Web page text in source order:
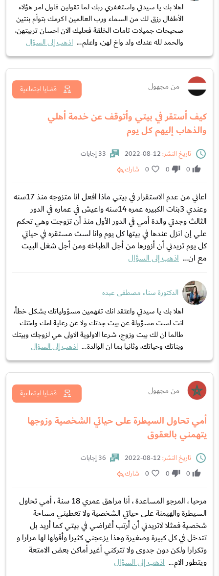
اهلا بك يا سيدتي واستغفري ربك لما تقولين فاول امر هؤلاء
الأطفال رزق لك من السماء ورب العالمين اكرمك بتوأم بنتين
صحيحات جميلات تامات الخلقة فعليك الان احسان تربيتهن،
والحمد لله عندك ولد واخ لهن، واعلم... اذهب إلى السؤال
من مجهول
كيف أستقر في بيتي وأتوقف عن خدمة أهلي
والذهاب إليهم كل يوم
قضايا اجتماعية
تاريخ النشر:
33 إجابات
0
0
0 شارك
اعاني من عدم الاستقرار في بيتي ماذا افعل انا متزوجه منذ 17سنه
وعندي 3بنات الكبيره عمره 14سنه واعيش في عماره في الدور
الثالث وجدتي والدة أمي في الدور الأول منذ أن تزوجت وهي تحكم
علي إن انزل عندها في بيتها كل يوم وانا لست مستقره في حياتي
كل يوم تريدني أن أزورها من أجل الطباخه ومن أجل شغل البيت
مع ان... اذهب إلى السؤال
الدكتورة سناء مصطفى عبده
اهلا بك يا سيدتي واعتقد انك تفهمين مسؤولياتك بشكل خطأ،
انت لست مسؤولة عن بيت جدتك ولا عن رعاية امك واختك
طالما ان لك بيت وزوج، شرعا الاولوية الاولى هي لزوجك وبيتك
وبناتك وحياتك، وثانيا بما ان الوالدة... اذهب إلى السؤال
من مجهول
أمي تحاول السيطرة على حياتي الشخصية وزوجها
يتهمني بالعقوق
قضايا اجتماعية
تاريخ النشر:
36 إجابات
0
0
0 شارك
مرحبا ، المرجو المساعدة ، أنا مراهق عمري 18 سنة ، أمي تحاول
السيطرة والهيمنة على حياتي الشخصية ولا تعطيني مساحة
شخصية فمثلا لاتريدني أن أرتب أغراضي في بيتي كما أريد بل
تتدخل في كل كبيرة وصغيرة وهذا يزعجني كثيرا وأقولها لها مرارا و
وتكرارا ولكن دون جدوى ولا تتركني أغير أماكن بعض الامتعة
ويتطور الام... اذهب إلى السؤال